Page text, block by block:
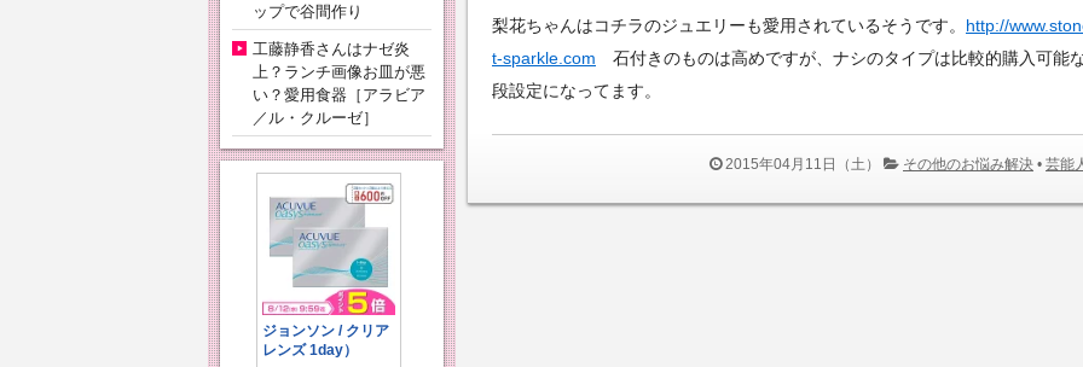
梨花ちゃんはコチラのジュエリーも愛用されているそうです。 http://
t-sparkle.com 石付きのものは高めですが、ナシのタイプは比較的購入可能
段設定になってます。
2015年04月11日（土） その他のお悩み解決 • 芸能
ップで谷間作り
工藤静香さんはナゼ炎
上？ランチ画像お皿が悪
い？愛用食器［アラビア
／ル・クルーゼ］